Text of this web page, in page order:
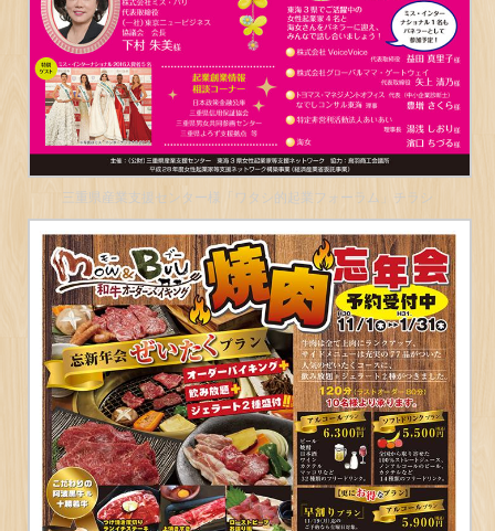
三重県産業支援センター様「ワタシ的起業フォーラム」チラシ